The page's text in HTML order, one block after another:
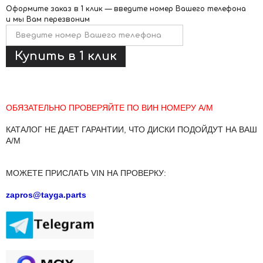
Оформите заказ в 1 клик — введите номер Вашего телефона
и мы Вам перезвоним
ОБЯЗАТЕЛЬНО ПРОВЕРЯЙТЕ ПО ВИН НОМЕРУ А/М
КАТАЛОГ НЕ ДАЕТ ГАРАНТИИ, ЧТО ДИСКИ ПОДОЙДУТ НА ВАШ
А/М
МОЖЕТЕ ПРИСЛАТЬ VIN НА ПРОВЕРКУ:
zapros@tayga.parts